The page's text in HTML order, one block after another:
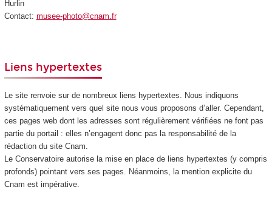
Hurlin
Contact: musee-photo@cnam.fr
Liens hypertextes
Le site renvoie sur de nombreux liens hypertextes. Nous indiquons
systématiquement vers quel site nous vous proposons d’aller. Cependant,
ces pages web dont les adresses sont régulièrement vérifiées ne font pas
partie du portail : elles n’engagent donc pas la responsabilité de la
rédaction du site Cnam.
Le Conservatoire autorise la mise en place de liens hypertextes (y compris
profonds) pointant vers ses pages. Néanmoins, la mention explicite du
Cnam est impérative.